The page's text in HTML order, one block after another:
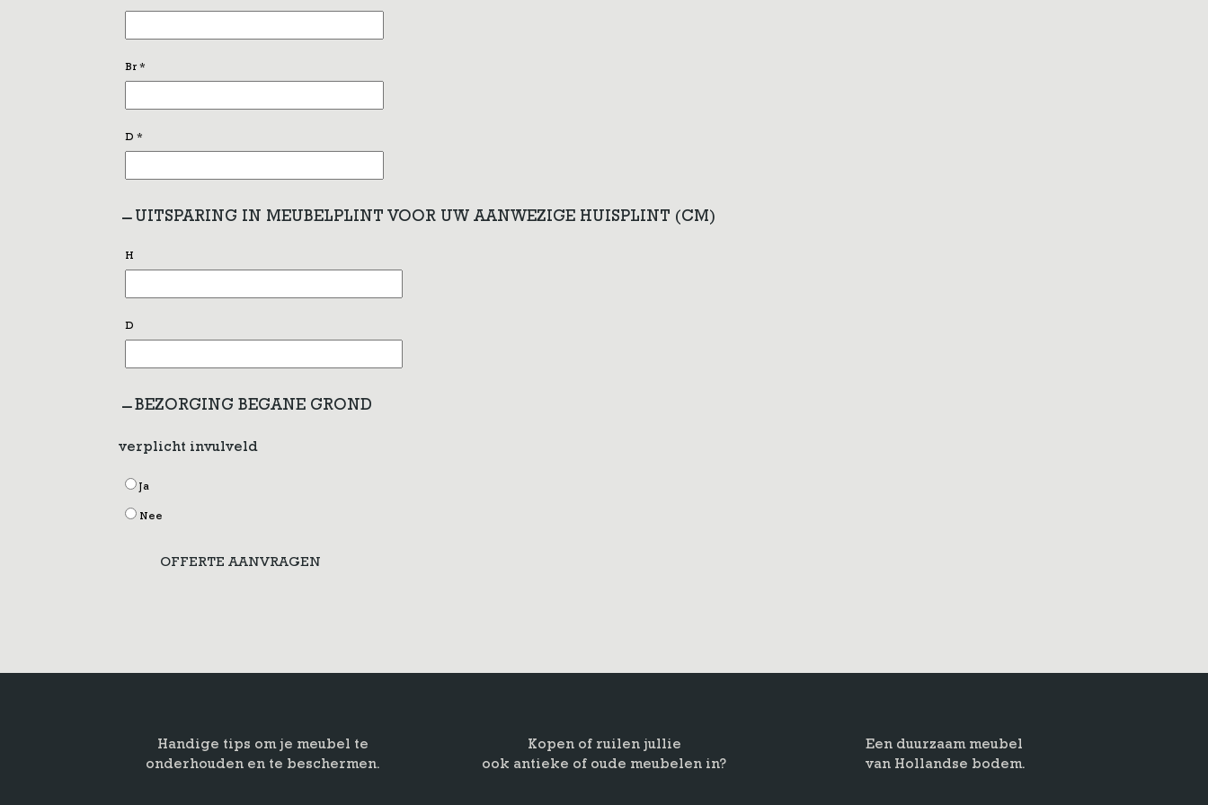
Br*
D*
UITSPARING IN MEUBELPLINT VOOR UW AANWEZIGE HUISPLINT (CM)
H
D
BEZORGING BEGANE GROND
verplicht invulveld
Ja
Nee
OFFERTE AANVRAGEN
Handige tips om je meubel te
onderhouden en te beschermen.
Kopen of ruilen jullie
ook antieke of oude meubelen in?
Een duurzaam meubel
van Hollandse bodem.